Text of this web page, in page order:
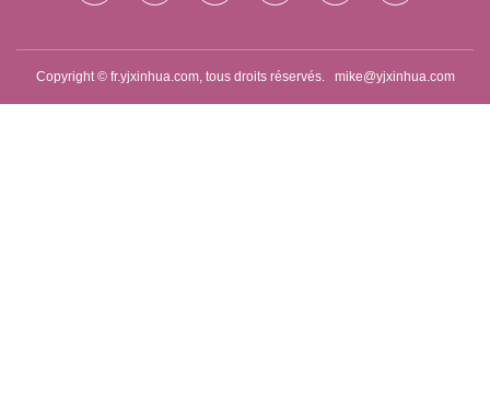
Copyright © fr.yjxinhua.com, tous droits réservés. mike@yjxinhua.com